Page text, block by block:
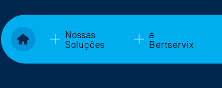
Nossas
Soluções
a
Bertservix